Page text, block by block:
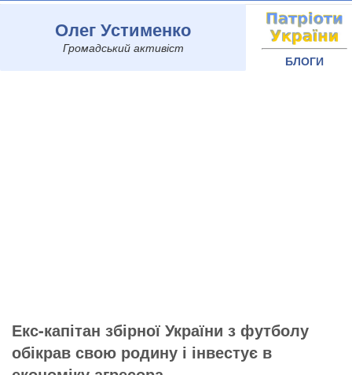
Олег Устименко
Громадський активіст
БЛОГИ
Екс-капітан збірної України з футболу
обікрав свою родину і інвестує в